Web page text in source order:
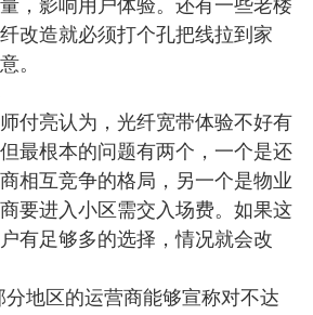
，影响用户体验。还有一些老楼
改造就必须打个孔把线拉到家
。
亮认为，光纤宽带体验不好有
最根本的问题有两个，一个是还
相互竞争的格局，另一个是物业
要进入小区需交入场费。如果这
有足够多的选择，情况就会改
地区的运营商能够宣称对不达